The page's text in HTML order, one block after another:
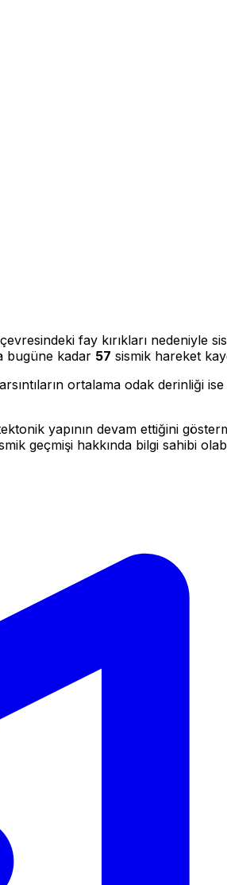
fay kırıkları nedeniyle
bugüne kadar 57 sismik hareket
ortalama odak derinliği ise
yapının devam ettiğini
geçmişi hakkında bilgi sahibi